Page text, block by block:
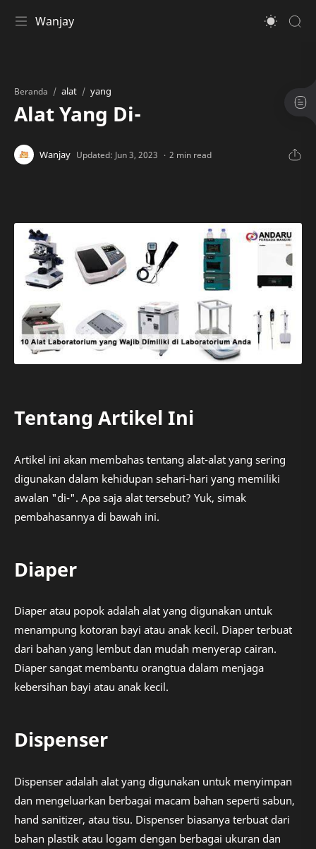
Wanjay
Beranda alat yang
Alat Yang Di-
2 min read
Tentang Artikel Ini
Artikel ini akan membahas tentang alat-alat yang sering
digunakan dalam kehidupan sehari-hari yang memiliki
awalan "di-". Apa saja alat tersebut? Yuk, simak
pembahasannya di bawah ini.
Diaper
Diaper atau popok adalah alat yang digunakan untuk
menampung kotoran bayi atau anak kecil. Diaper terbuat
dari bahan yang lembut dan mudah menyerap cairan.
Diaper sangat membantu orangtua dalam menjaga
kebersihan bayi atau anak kecil.
Dispenser
Dispenser adalah alat yang digunakan untuk menyimpan
dan mengeluarkan berbagai macam bahan seperti sabun,
hand sanitizer, atau tisu. Dispenser biasanya terbuat dari
bahan plastik atau logam dengan berbagai ukuran dan